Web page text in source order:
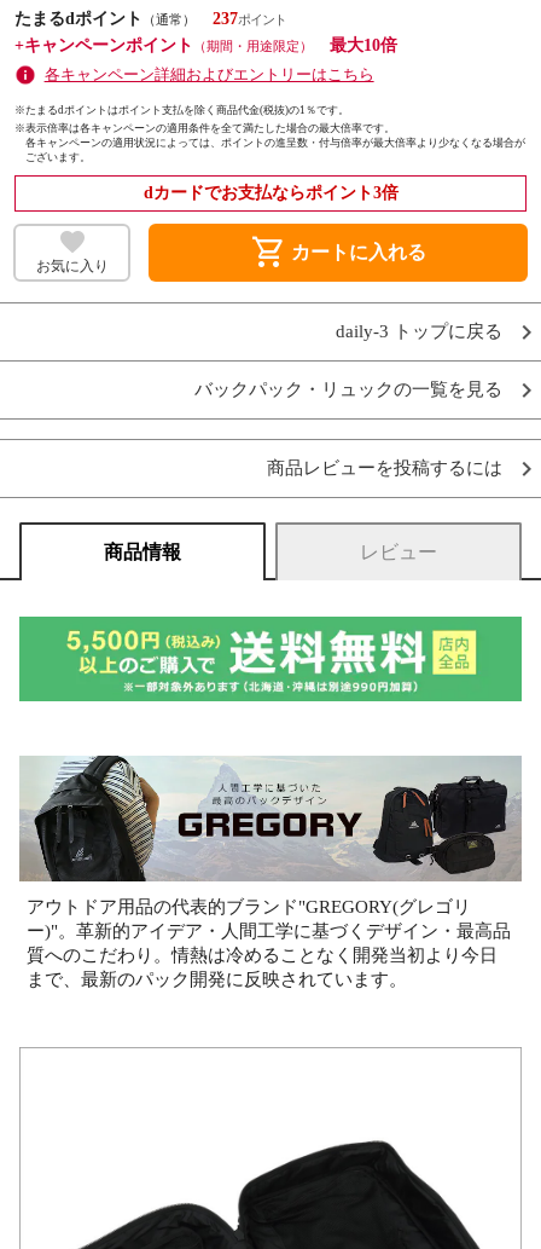
たまるdポイント
（通常）
237
+キャンペーンポイント
（期間・用途限定）
最大10倍
各キャンペーン詳細およびエントリーはこちら
※たまるdポイントはポイント支払を除く商品代金(税抜)の1％です。
※表示倍率は各キャンペーンの適用条件を全て満たした場合の最大倍率です。
各キャンペーンの適用状況によっては、ポイントの進呈数・付与倍率が最大倍率より少なくなる場合が
ございます。
dカードでお支払ならポイント3倍
お気に入り shopping_cart カートに入れる
daily-3 トップに戻る
バックパック・リュックの一覧を見る
商品レビューを投稿するには
商品情報 レビュー
アウトドア用品の代表的ブランド"GREGORY(グレゴリ
ー)"。革新的アイデア・人間工学に基づくデザイン・最高品
質へのこだわり。情熱は冷めることなく開発当初より今日
まで、最新のパック開発に反映されています。